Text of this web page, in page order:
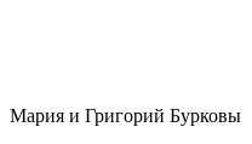
Мария и Григорий Бурковы